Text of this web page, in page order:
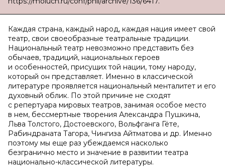
Каждая страна, каждый народ, каждая нация имеет свой
театр, свои своеобразные театральные традиции.
Национальный театр невозможно представить без
обычаев, традиций, национальных героев
и особенностей, присущих той нации, тому народу,
который он представляет. Именно в классической
литературе проявляется национальный менталитет и его
духовный облик. По этой причине не сходят
с репертуара мировых театров, занимая особое место
в нем, бессмертные творения Александра Пушкина,
Льва Толстого, Достоевского, Вольфганга Гёте,
Рабиндраната Тагора, Чингиза Айтматова и др. Именно
поэтому мы еще раз убеждаемся насколько
безгранично место и значение в развитии театра
национально-классической литературы.